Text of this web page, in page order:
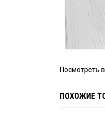
ПОХОЖИЕ